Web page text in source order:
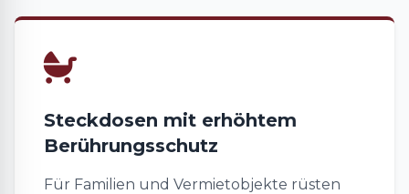
Steckdosen mit erhöhtem
Berührungsschutz
Für Familien und Vermietobjekte rüsten